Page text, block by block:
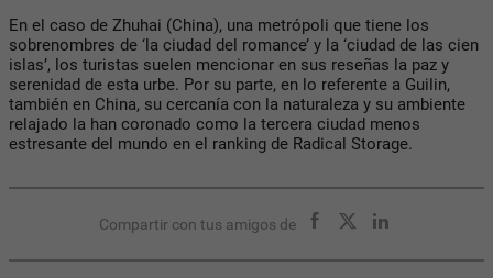
En el caso de Zhuhai (China), una metrópoli que tiene los
sobrenombres de ‘la ciudad del romance’ y la ‘ciudad de las cien
islas’, los turistas suelen mencionar en sus reseñas la paz y
serenidad de esta urbe. Por su parte, en lo referente a Guilin,
también en China, su cercanía con la naturaleza y su ambiente
relajado la han coronado como la tercera ciudad menos
estresante del mundo en el ranking de Radical Storage.
Compartir con tus amigos de